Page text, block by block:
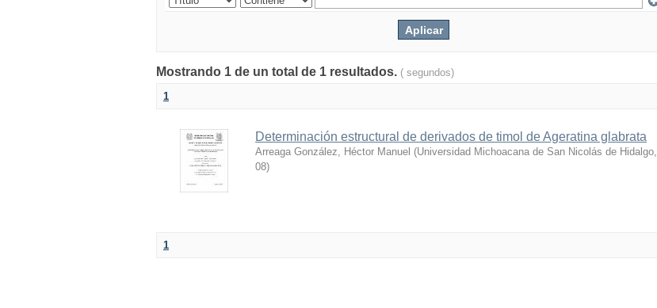
Mostrando 1 de un total de 1 resultados. ( segundos)
1
Determinación estructural de derivados de timol de Ageratina glabrata
Arreaga González, Héctor Manuel (Universidad Michoacana de San Nicolás de Hidalgo,
08)
1